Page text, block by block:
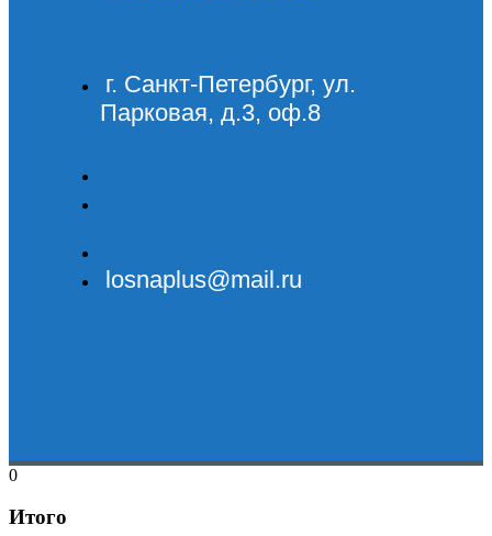
г. Санкт-Петербург, ул.
Парковая, д.3, оф.8
losnaplus@mail.ru
0
Итого